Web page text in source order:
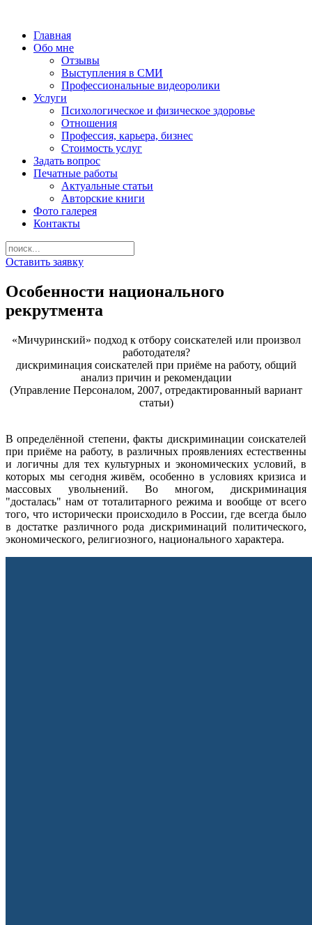
Главная
Обо мне
Отзывы
Выступления в СМИ
Профессиональные видеоролики
Услуги
Психологическое и физическое здоровье
Отношения
Профессия, карьера, бизнес
Стоимость услуг
Задать вопрос
Печатные работы
Актуальные статьи
Авторские книги
Фото галерея
Контакты
Оставить заявку
Особенности национального
рекрутмента
«Мичуринский» подход к отбору соискателей или произвол
работодателя?
дискриминация соискателей при приёме на работу, общий
анализ причин и рекомендации
(Управление Персоналом, 2007, отредактированный вариант
статьи)
В определённой степени, факты дискриминации соискателей
при приёме на работу, в различных проявлениях естественны
и логичны для тех культурных и экономических условий, в
которых мы сегодня живём, особенно в условиях кризиса и
массовых увольнений. Во многом, дискриминация
"досталась" нам от тоталитарного режима и вообще от всего
того, что исторически происходило в России, где всегда было
в достатке различного рода дискриминаций политического,
экономического, религиозного, национального характера.